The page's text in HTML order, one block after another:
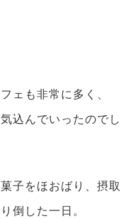
ェも非常に多く、
込んでいったのでし
子をほおばり、摂取
倒した一日。